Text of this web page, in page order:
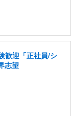
歓迎「正社員/シ
志望